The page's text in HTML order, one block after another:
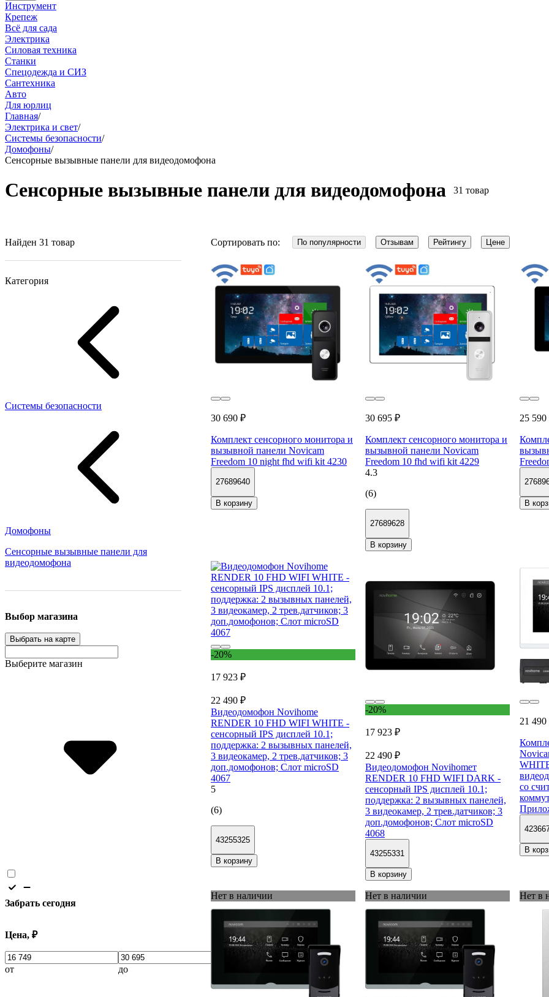
Инструмент
Крепеж
Всё для сада
Электрика
Силовая техника
Станки
Спецодежда и СИЗ
Сантехника
Авто
Для юрлиц
Главная/
Электрика и свет/
Системы безопасности/
Домофоны/
Сенсорные вызывные панели для видеодомофона
Сенсорные вызывные панели для видеодомофона 31 товар
Найден 31 товар
Категория
Системы безопасности
Домофоны
Сенсорные вызывные панели для
видеодомофона
Выбор магазина
Выбрать на карте
Выберите магазин
Забрать сегодня
Цена, ₽
от до
Сортировать по: По популярности Отзывам Рейтингу Цене
30 690 ₽
Комплект сенсорного монитора и
вызывной панели Novicam
Freedom 10 night fhd wifi kit 4230
27689640
В корзину
30 695 ₽
Комплект сенсорного монитора и
вызывной панели Novicam
Freedom 10 fhd wifi kit 4229
4.3
(6)
27689628
В корзину
25 590
В
-20%
17 923 ₽
22 490 ₽
Видеодомофон Novihome
RENDER 10 FHD WIFI WHITE -
сенсорный IPS дисплей 10.1;
поддержка: 2 вызывных панелей,
3 видеокамер, 2 трев.датчиков; 3
доп.домофонов; Слот microSD
4067
5
(6)
43255325
В корзину
-20%
17 923 ₽
22 490 ₽
Видеодомофон Novihomeт
RENDER 10 FHD WIFI DARK -
сенсорный IPS дисплей 10.1;
поддержка: 2 вызывных панелей,
3 видеокамер, 2 трев.датчиков; 3
доп.домофонов; Слот microSD
4068
43255331
В корзину
21 490
со
В
Нет в наличии Нет в наличии Нет в